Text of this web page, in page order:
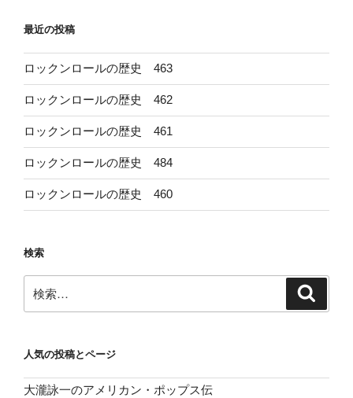
最近の投稿
ロックンロールの歴史 463
ロックンロールの歴史 462
ロックンロールの歴史 461
ロックンロールの歴史 484
ロックンロールの歴史 460
検索
索:
人気の投稿とページ
大瀧詠一のアメリカン・ポップス伝